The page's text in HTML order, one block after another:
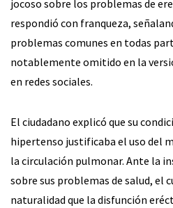
jocoso sobre los problemas de
respondió con franqueza,
problemas comunes en todas
notablemente omitido en la
en redes sociales.
El ciudadano explicó que su
hipertenso justificaba el uso del
la circulación pulmonar. Ante la
sobre sus problemas de salud, el
naturalidad que la disfunción